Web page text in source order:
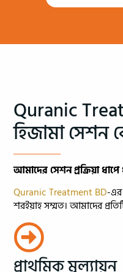
Quranic
হিজামা সেশন
আমাদের সেশন প্রক্রিয়া ধাপে
Quranic Treatment BD-এর
শরইয়াহ সম্মত। আমাদের
প্রাথমিক মূল্যায়ন